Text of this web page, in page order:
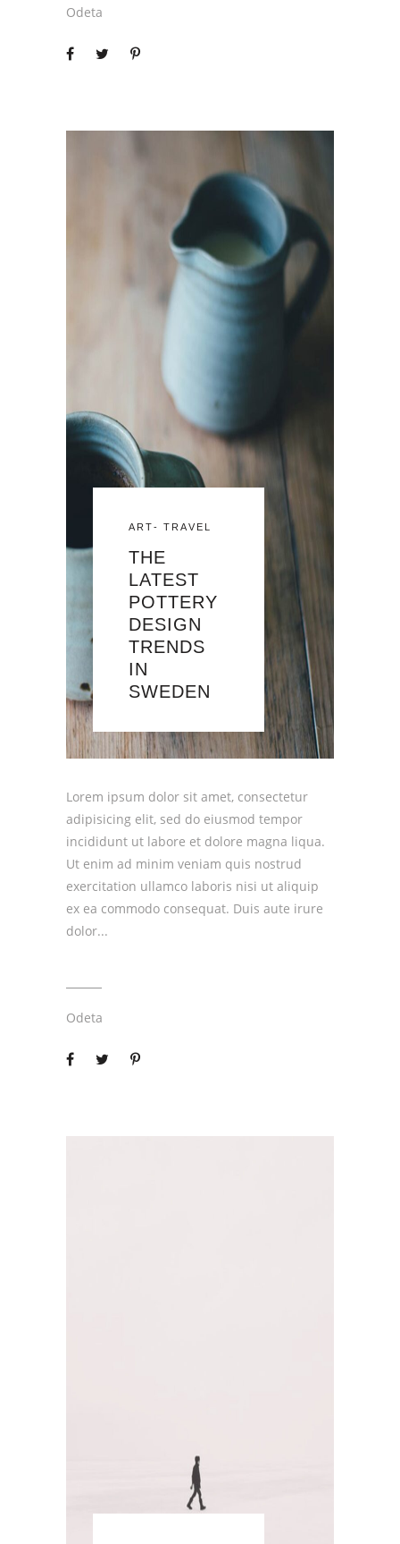
Odeta
ART-TRAVEL
THE
LATEST
POTTERY
DESIGN
TRENDS
IN
SWEDEN
Lorem ipsum dolor sit amet, consectetur
adipisicing elit, sed do eiusmod tempor
incididunt ut labore et dolore magna liqua.
Ut enim ad minim veniam quis nostrud
exercitation ullamco laboris nisi ut aliquip
ex ea commodo consequat. Duis aute irure
dolor
Odeta